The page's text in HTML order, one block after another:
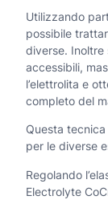
C
r
q
u
a
n
t
Utilizzando
possibile
diverse.
accessibili,
l’elettrolita e
completo del
Questa
per le diverse
Regolando
Electrolyte